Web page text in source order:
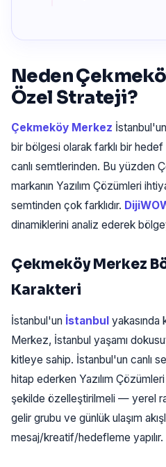
Neden
Özel Strateji?
Çekmeköy Merkez
bir bölgesi olarak farklı bir
canlı semtlerinden. Bu yüzden
markanın Yazılım Çözümleri
semtinden çok farklıdır.
dinamiklerini analiz ederek
Çekmeköy Merkez
Karakteri
İstanbul'un İstanbul yakasında
Merkez, İstanbul yaşamı
kitleye sahip. İstanbul'un canlı
hitap ederken Yazılım
şekilde özelleştirilmeli — yerel
gelir grubu ve günlük ulaşım
mesaj/kreatif/hedefleme yapılır.